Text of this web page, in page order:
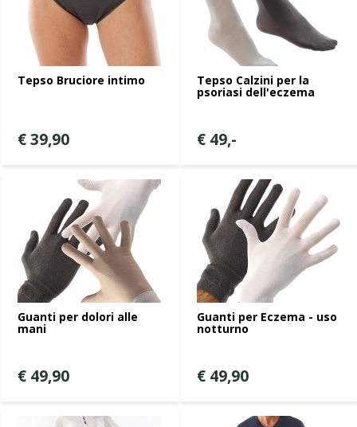
Tepso Bruciore intimo
€ 39,90
Tepso Calzini per la
psoriasi dell'eczema
€ 49,-
Guanti per dolori alle
mani
€ 49,90
Guanti per Eczema - uso
notturno
€ 49,90